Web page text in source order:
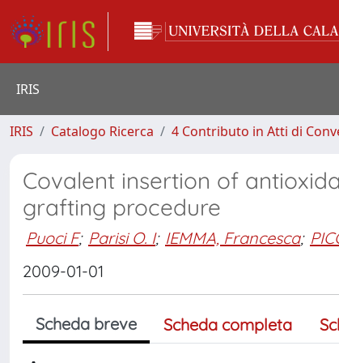
IRIS
IRIS Catalogo Ricerca 4 Contributo in Atti di
Covalent insertion of
grafting procedure
Puoci F; Parisi O. I; IEMMA, Francesca;
2009-01-01
Scheda breve Scheda completa